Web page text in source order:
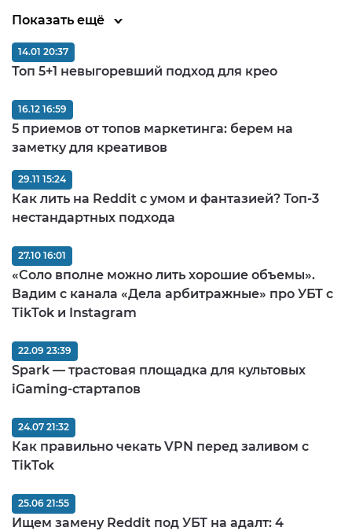
Показать ещё
Топ 5+1 невыгоревший подход для крео
14.01 20:37
5 приемов от топов маркетинга: берем на
заметку для креативов
16.12 16:59
Как лить на Reddit с умом и фантазией? Топ-3
нестандартных подхода
29.11 15:24
«Соло вполне можно лить хорошие объемы».
Вадим с канала «Дела арбитражные» про УБТ с
TikTok и Instagram
27.10 16:01
Spark — трастовая площадка для культовых
iGaming-стартапов
22.09 23:39
Как правильно чекать VPN перед заливом c
TikTok
24.07 21:32
Ищем замену Reddit под УБТ на адалт: 4
25.06 21:55